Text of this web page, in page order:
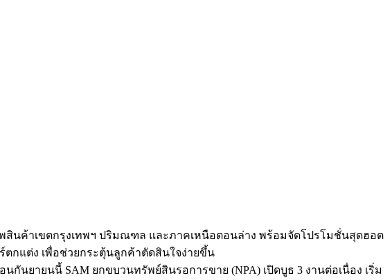
สินค้าเขตกรุงเทพฯ ปริมณฑล และภาคเหนือตอนล่าง พร้อมจัดโปรโมชั่นสุดฮอต
ตกแต่ง เพื่อช่วยกระตุ้นลูกค้าตัดสินใจง่ายขึ้น
นยายนนี้ SAM ยกขบวนทรัพย์สินรอการขาย (NPA) เปิดบูธ 3 งานต่อเนื่อง เริ่ม